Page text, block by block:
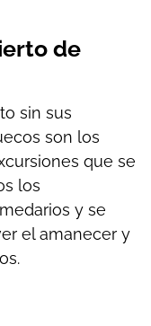
de
sin sus
son los
que se
los
y se
el amanecer y